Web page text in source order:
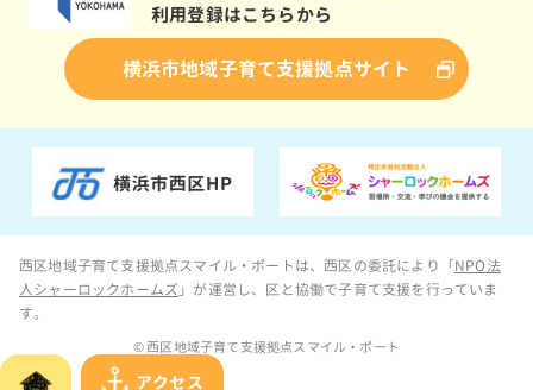
アクセス
利用登録はこちらから
横浜市地域子育て支援拠点サイト
西区地域子育て支援拠点スマイル・ポートは、西区の委託により「NPO法
人シャーロックホームズ 」が運営し、区と協働で子育て支援を行っていま
す。
© 西区地域子育て支援拠点スマイル・ポート